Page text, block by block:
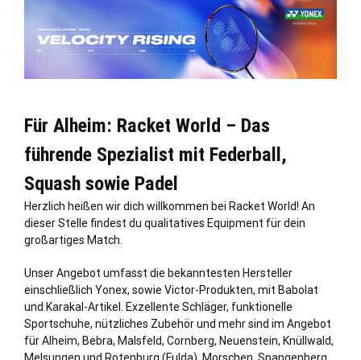
Für Alheim: Racket World – Das
führende Spezialist mit Federball,
Squash sowie Padel
Herzlich heißen wir dich willkommen bei Racket World! An
dieserStelle findest du qualitatives Equipment für dein
großartiges Match.
Unser Angebot umfasst die bekanntesten Hersteller
einschließ lich Yonex, sowie Victor-Produkten, mit Babolat
und Karakal-Artikel. Exzellente Schläger, funktionelle
Sportschuhe, nützliches Zubehör und mehr sind im Angebot
für Alheim, Bebra, Malsfeld, Cornberg, Neuenstein, Knüllwald,
Melsungen und Rotenburg (Fulda), Morschen, Spangenberg.